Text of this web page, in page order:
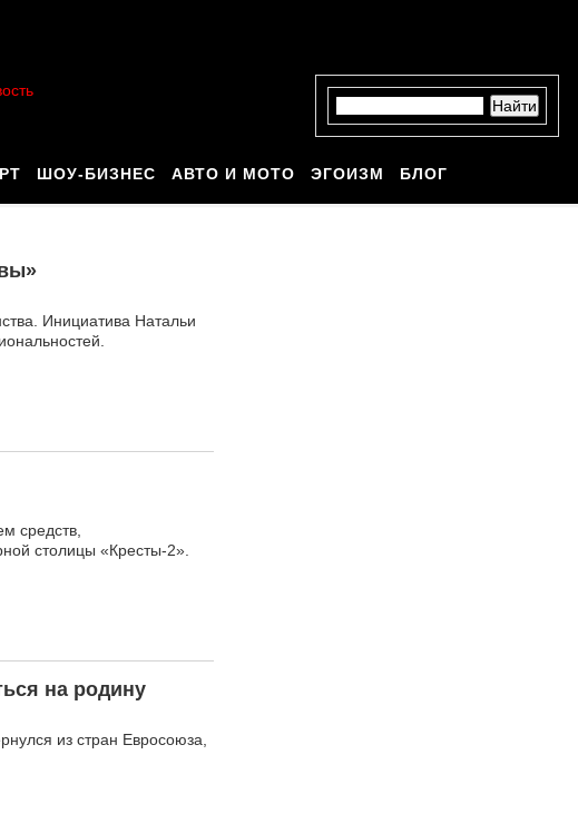
ШОУ-БИЗНЕС АВТО И МОТО ЭГОИЗМ БЛОГ
Инициатива Натальи
средств,
столицы «Кресты-2».
на родину
из стран Евросоюза,